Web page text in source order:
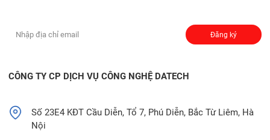
Đăng ký
CÔNG TY CP DỊCH VỤ CÔNG NGHỆ DATECH
Số 23E4 KĐT Cầu Diễn, Tổ 7, Phú Diễn, Bắc Từ Liêm, Hà
Nội